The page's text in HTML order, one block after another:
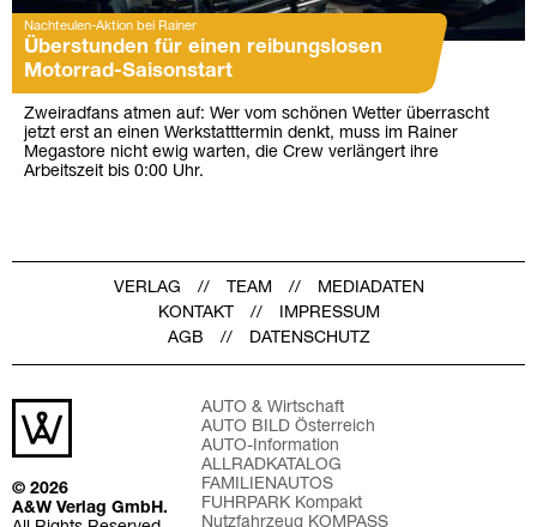
Nachteulen-Aktion bei Rainer
Überstunden für einen reibungslosen
Motorrad-Saisonstart
Zweiradfans atmen auf: Wer vom schönen Wetter überrascht
jetzt erst an einen Werkstatttermin denkt, muss im Rainer
Megastore nicht ewig warten, die Crew verlängert ihre
Arbeitszeit bis 0:00 Uhr.
VERLAG TEAM
MEDIADATEN
KONTAKT
IMPRESSUM
AGB
DATENSCHUTZ
© 2026
A&W Verlag GmbH.
AUTO & Wirtschaft
AUTO BILD Österreich
AUTO-Information
ALLRADKATALOG
FAMILIENAUTOS
FUHRPARK Kompakt
Nutzfahrzeug KOMPASS